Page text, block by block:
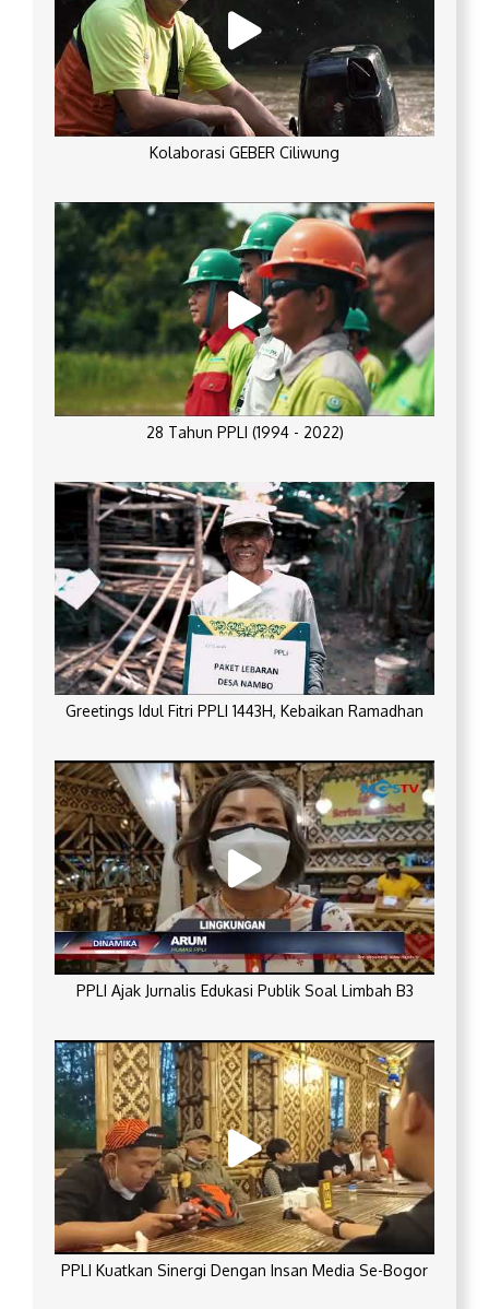
Kolaborasi GEBER Ciliwung
28 Tahun PPLI (1994 - 2022)
Greetings Idul Fitri PPLI 1443H, Kebaikan Ramadhan
PPLI Ajak Jurnalis Edukasi Publik Soal Limbah B3
PPLI Kuatkan Sinergi Dengan Insan Media Se-Bogor